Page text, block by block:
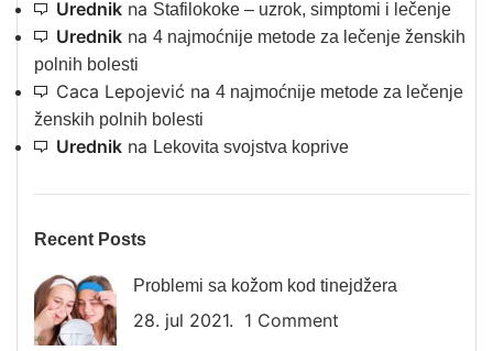
Urednik na Stafilokoke – uzrok, simptomi i lečenje
Urednik na 4 najmoćnije metode za lečenje ženskih
polnih bolesti
Caca Lepojević na 4 najmoćnije metode za lečenje
ženskih polnih bolesti
Urednik na Lekovita svojstva koprive
Recent Posts
Problemi sa kožom kod tinejdžera
28. jul 2021. 1 Comment